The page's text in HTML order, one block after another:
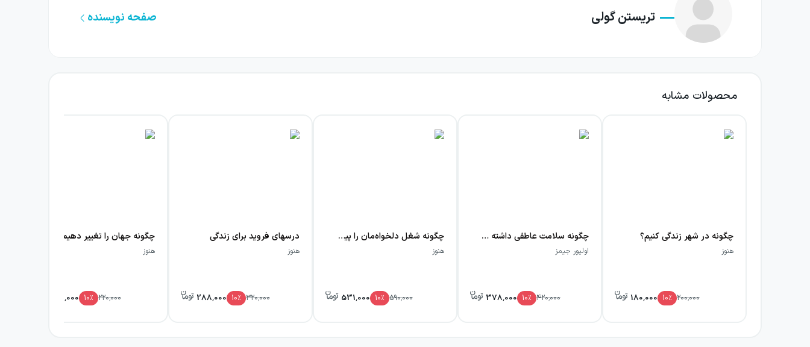
تریستن گولی صفحه نویسنده
محصولات مشابه
چگونه در شهر زندگی کنیم؟
هنوز
200,000
10٪ 180,000
چگونه سلامت عاطفی داشته باشیم
اولیور جیمز
420,000
10٪ 378,000
چگونه شغل دلخواه‌مان را پیدا کنیم
هنوز
590,000
10٪ 531,000
درسهای فروید برای زندگی
هنوز
320,000
10٪ 288,000
چگونه جهان را تغییر دهیم
هنوز
220,000
10٪ 198,000